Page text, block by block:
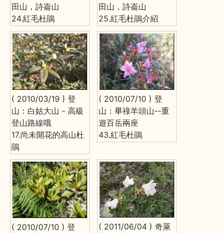
田山，詩崙山
24.紅毛杜鵑
田山，詩崙山
25.紅毛杜鵑介紹
( 2010/03/19 ) 登
山：白姑大山 - 高級
登山路線哦
17.尚未開花的高山杜
鵑
( 2010/07/10 ) 登
山：畢祿羊頭山--重
遊百岳兩座
43.紅毛杜鵑
( 2010/07/10 ) 登
( 2011/06/04 ) 奇萊